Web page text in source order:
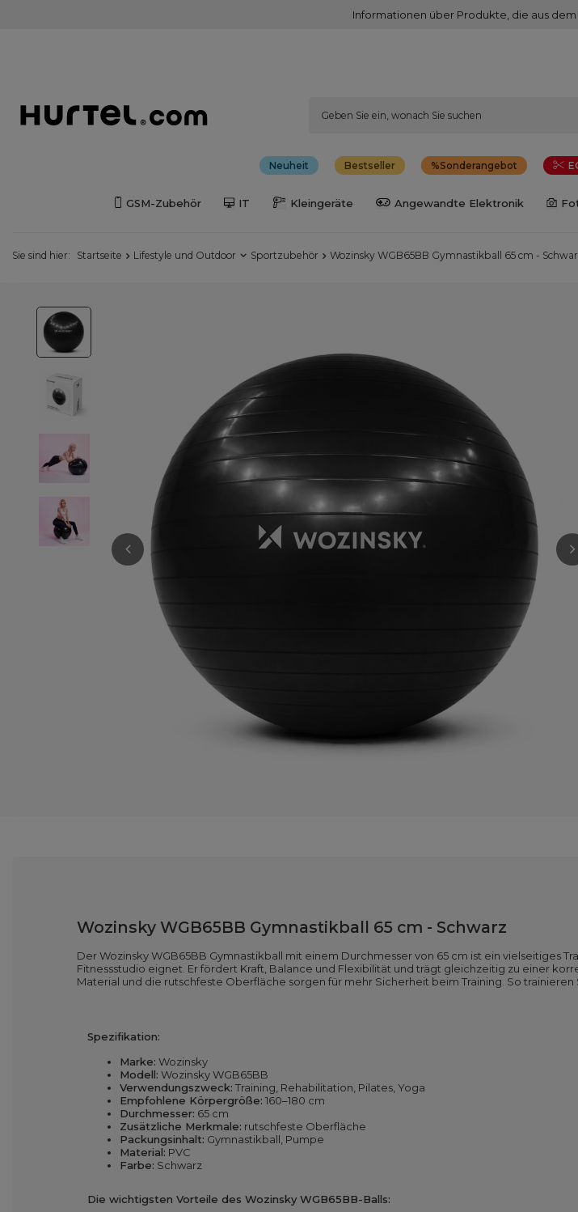
Informationen über Produkte, die aus
Neuheit Bestseller Sonderangebot
GSM-Zubehör IT Kleingeräte Angewandte Elektronik
Sie sind hier: Startseite Lifestyle und Outdoor Sportzubehör Wozinsky WGB65BB Gymnastikball 65 cm -
Wozinsky WGB65BB Gymnastikball 65 cm - Schwarz
Der Wozinsky WGB65BB Gymnastikball mit einem Durchmesser von 65 cm ist ein vielseitiges
Fitnessstudio eignet. Er fördert Kraft, Balance und Flexibilität und trägt gleichzeitig zu einer
Material und die rutschfeste Oberfläche sorgen für mehr Sicherheit beim Training. So
Spezifikation:
Marke: Wozinsky
Modell: Wozinsky WGB65BB
Verwendungszweck: Training, Rehabilitation, Pilates, Yoga
Empfohlene Körpergröße: 160–180 cm
Durchmesser: 65 cm
Zusätzliche Merkmale: rutschfeste Oberfläche
Packungsinhalt: Gymnastikball, Pumpe
Material: PVC
Farbe: Schwarz
Die wichtigsten Vorteile des Wozinsky WGB65BB-Balls: